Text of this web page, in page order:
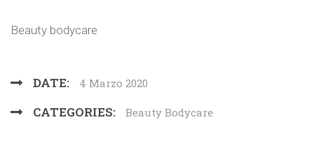
Beauty bodycare
DATE: 4 Marzo 2020
CATEGORIES: Beauty Bodycare